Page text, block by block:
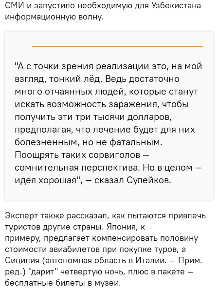
СМИ и запустило необходимую для Узбекистана
информационную волну.
"А с точки зрения реализации это, на мой
взгляд, тонкий лёд. Ведь достаточно
много отчаянных людей, которые станут
искать возможность заражения, чтобы
получить эти три тысячи долларов,
предполагая, что лечение будет для них
болезненным, но не фатальным.
Поощрять таких сорвиголов —
сомнительная перспектива. Но в целом —
идея хорошая", — сказал Сулейков.
Эксперт также рассказал, как пытаются привлечь
туристов другие страны. Япония, к
примеру, предлагает компенсировать половину
стоимости авиабилетов при покупке туров, а
Сицилия (автономная область в Италии. — Прим.
ред.) "дарит" четвертую ночь, плюс в пакете —
бесплатные билеты в музеи.